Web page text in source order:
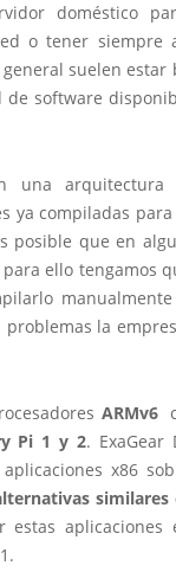
doméstico
o tener
suelen estar
software
arquitectura
ya compiladas
posible que en
ello tengamos
la
ARMv6
Pi 1 y 2. ExaGear
x86
similares
aplicaciones